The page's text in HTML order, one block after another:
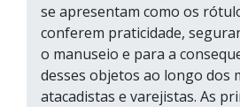
se apresentam como os
conferem praticidade,
o manuseio e para a
desses objetos ao longo dos
atacadistas e varejistas. As